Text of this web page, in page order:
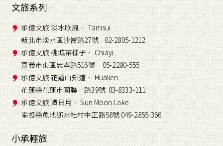
文旅系列
承億文旅 淡水吹風． Tamsui
新北市淡水區沙崙路27號 02-2805-1212
承億文旅 桃城茶樣子． Chiayi
嘉義市東區忠孝路516號 05-2280-555
承億文旅 花蓮山知道． Hualien
花蓮縣花蓮市國聯一路39號 03-8333-111
承億文旅 潭日月． Sun Moon Lake
南投縣魚池鄉水社村中正路58號 049-2855-366
小承輕旅